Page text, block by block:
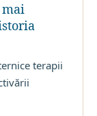
mai
terapii